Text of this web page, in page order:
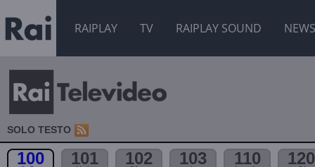
RAIPLAY TV RAIPLAY SOUND NEWS
SOLO TESTO
100 101 102 103 110 120